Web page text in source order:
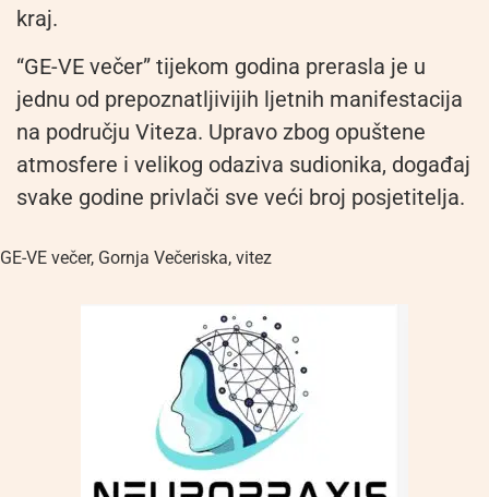
kraj.
“GE-VE večer” tijekom godina prerasla je u
jednu od prepoznatljivijih ljetnih manifestacija
na području Viteza. Upravo zbog opuštene
atmosfere i velikog odaziva sudionika, događaj
svake godine privlači sve veći broj posjetitelja.
GE-VE večer, Gornja Večeriska, vitez